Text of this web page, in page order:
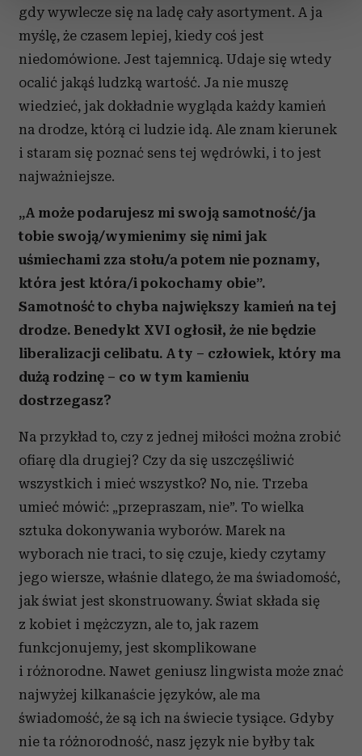
zmienić lub wycofać swoją zgodę w dowolnej chwili.
Wykorzystujemy pliki cookie do spersonalizowania treści
i reklam, aby oferować funkcje społecznościowe i
analizować ruch w naszej witrynie. Informacje o tym, jak
korzystasz z naszej witryny, udostępniamy partnerom
społecznościowym, reklamowym i analitycznym.
Partnerzy mogą połączyć te informacje z innymi danymi
otrzymanymi od Ciebie lub uzyskanymi podczas
gdy wywlecze się na ladę cały asortyment. A ja
myślę, że czasem lepiej, kiedy coś jest
niedomówione. Jest tajemnicą. Udaje się wtedy
ocalić jakąś ludzką wartość. Ja nie muszę
wiedzieć, jak dokładnie wygląda każdy kamień
na drodze, którą ci ludzie idą. Ale znam kierunek
i staram się poznać sens tej wędrówki, i to jest
najważniejsze.
„A może podarujesz mi swoją samotność/ja
tobie swoją/wymienimy się nimi jak
uśmiechami zza stołu/a potem nie poznamy,
która jest która/i pokochamy obie”.
Samotność to chyba największy kamień na tej
drodze. Benedykt XVI ogłosił, że nie będzie
liberalizacji celibatu. A ty – człowiek, który ma
dużą rodzinę – co w tym kamieniu
dostrzegasz?
Na przykład to, czy z jednej miłości można zrobić
ofiarę dla drugiej? Czy da się uszczęśliwić
wszystkich i mieć wszystko? No, nie. Trzeba
umieć mówić: „przepraszam, nie”. To wielka
sztuka dokonywania wyborów. Marek na
wyborach nie traci, to się czuje, kiedy czytamy
jego wiersze, właśnie dlatego, że ma świadomość,
jak świat jest skonstruowany. Świat składa się
z kobiet i mężczyzn, ale to, jak razem
funkcjonujemy, jest skomplikowane
i różnorodne. Nawet geniusz lingwista może znać
najwyżej kilkanaście języków, ale ma
świadomość, że są ich na świecie tysiące. Gdyby
nie ta różnorodność, nasz język nie byłby tak